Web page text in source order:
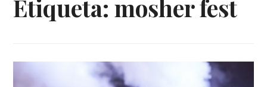
Etiqueta:mosher fest